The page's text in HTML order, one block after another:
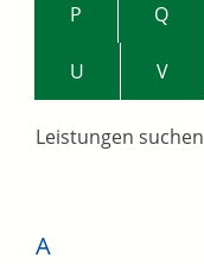
P Q
U V
Leistungen suchen
A